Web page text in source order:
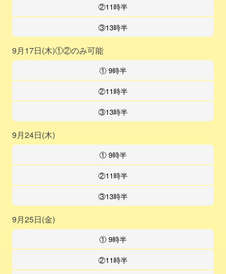
②11時半
③13時半
9月17日(木)①②のみ可能
① 9時半
②11時半
③13時半
9月24日(木)
① 9時半
②11時半
③13時半
9月25日(金)
① 9時半
②11時半